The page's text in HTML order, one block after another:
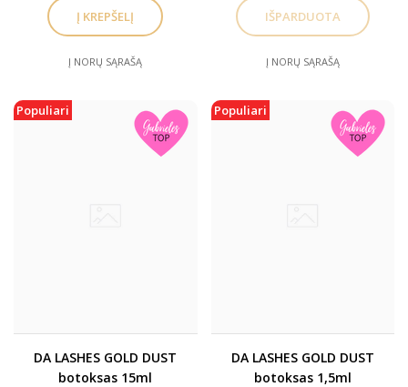
Į NORŲ SĄRAŠĄ Į NORŲ SĄRAŠĄ
Populiari
DA LASHES GOLD DUST
botoksas 15ml
Populiari
DA LASHES GOLD DUST
botoksas 1,5ml